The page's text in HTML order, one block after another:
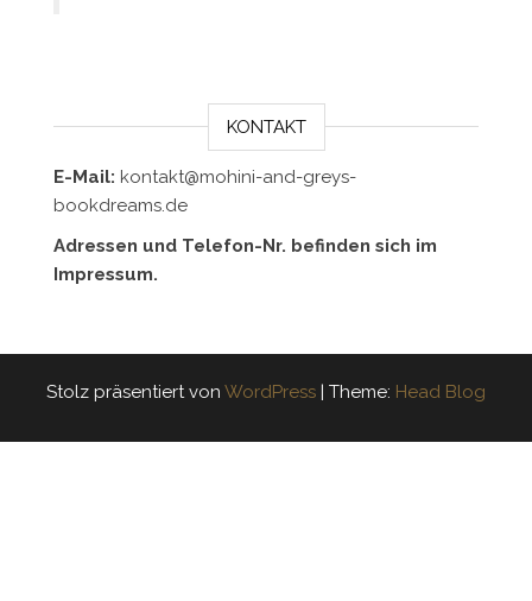
KONTAKT
E-Mail: kontakt@mohini-and-greys-
bookdreams.de
Adressen und Telefon-Nr. befinden sich im
Impressum.
Stolz präsentiert von WordPress | Theme: Head Blog